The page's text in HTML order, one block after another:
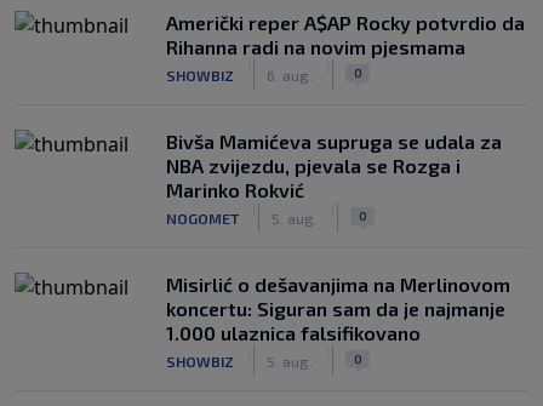
Američki reper A$AP Rocky potvrdio da
Rihanna radi na novim pjesmama
SHOWBIZ 6. aug. 0
Bivša Mamićeva supruga se udala za
NBA zvijezdu, pjevala se Rozga i
Marinko Rokvić
NOGOMET 5. aug. 0
Misirlić o dešavanjima na Merlinovom
koncertu: Siguran sam da je najmanje
1.000 ulaznica falsifikovano
SHOWBIZ 5. aug. 0